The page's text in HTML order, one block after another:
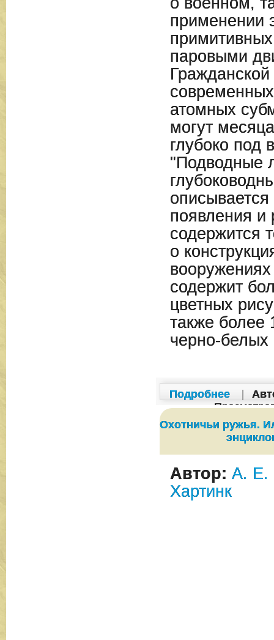
применении
паровыми
атомных
могут
глубоко под
"Подводные
появления и
содержится
о
вооружениях
содержит
цветных
также более
черно-
Подробнее |
Охотничьи ружья.
Автор: А. Е.
Хартинк